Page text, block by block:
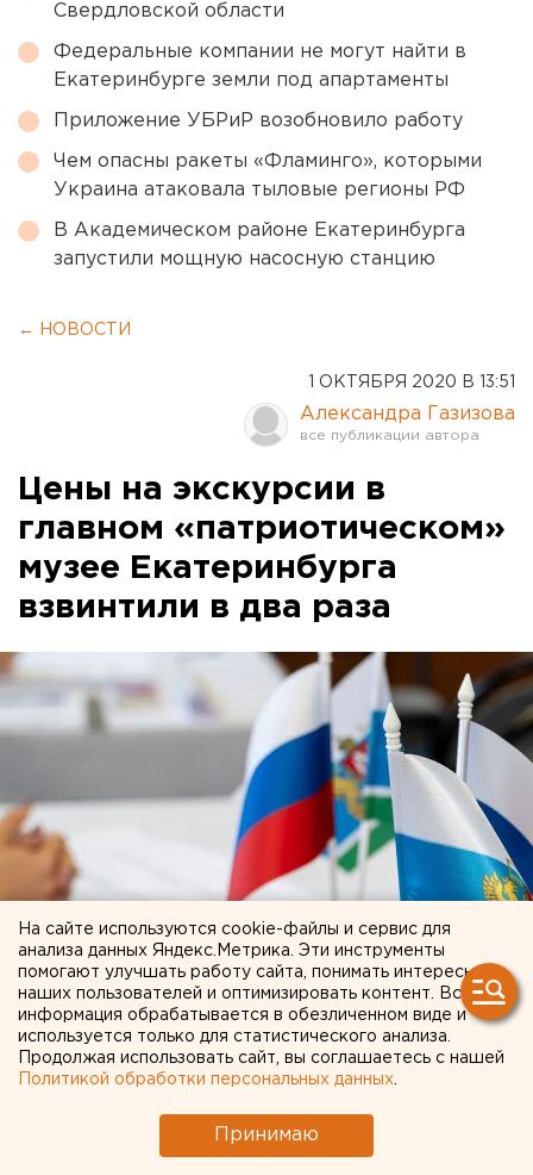
Свердловской области
Федеральные компании не могут найти в
Екатеринбурге земли под апартаменты
Приложение УБРиР возобновило работу
Чем опасны ракеты «Фламинго», которыми
Украина атаковала тыловые регионы РФ
В Академическом районе Екатеринбурга
запустили мощную насосную станцию
← НОВОСТИ
1 ОКТЯБРЯ 2020 В 13:51
Александра Газизова
Цены на экскурсии в
главном «патриотическом»
музее Екатеринбурга
взвинтили в два раза
© Фото из открытых источников
Екатеринбургские преподаватели расстроены
«Россия — моя история».
На сайте используются cookie-файлы и сервис для
анализа данных Яндекс.Метрика. Эти инструменты
помогают улучшать работу сайта, понимать интересы
наших пользователей и оптимизировать контент. Вся
информация обрабатывается в обезличенном виде и
используется только для статистического анализа.
Продолжая использовать сайт, вы соглашаетесь с нашей
Политикой обработки персональных данных
Принимаю